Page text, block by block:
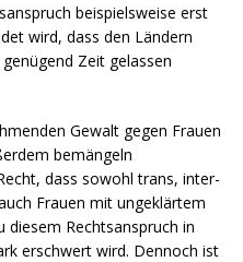
beispielsweise erst
wird, dass den Ländern
Zeit gelassen
Gewalt gegen Frauen
bemängeln
dass sowohl trans, inter-
Frauen mit ungeklärtem
Rechtsanspruch in
erschwert wird. Dennoch ist